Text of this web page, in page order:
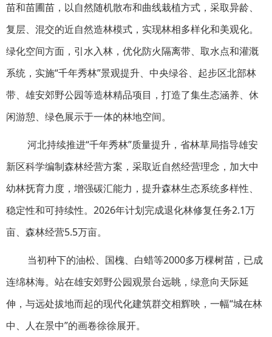
苗和苗圃苗，以自然随机散布和曲线栽植方式，采取异龄、
复层、混交的近自然造林模式，实现林相多样化和美观化。
绿化空间方面，引水入林，优化防火隔离带、取水点和灌溉
系统，实施“千年秀林”景观提升、中央绿谷、起步区北部林
带、雄安郊野公园等造林精品项目，打造了集生态涵养、休
闲游憩、绿色展示于一体的林地空间。
河北持续推进“千年秀林”质量提升，省林草局指导雄安
新区科学编制森林经营方案，采取近自然经营理念，加大中
幼林抚育力度，增强碳汇能力，提升森林生态系统多样性、
稳定性和可持续性。2026年计划完成退化林修复任务2.1万
亩、森林经营5.5万亩。
当初种下的油松、国槐、白蜡等2000多万棵树苗，已成
连绵林海。站在雄安郊野公园观景台远眺，绿意向天际延
伸，与远处拔地而起的现代化建筑群交相辉映，一幅“城在林
中、人在景中”的画卷徐徐展开。